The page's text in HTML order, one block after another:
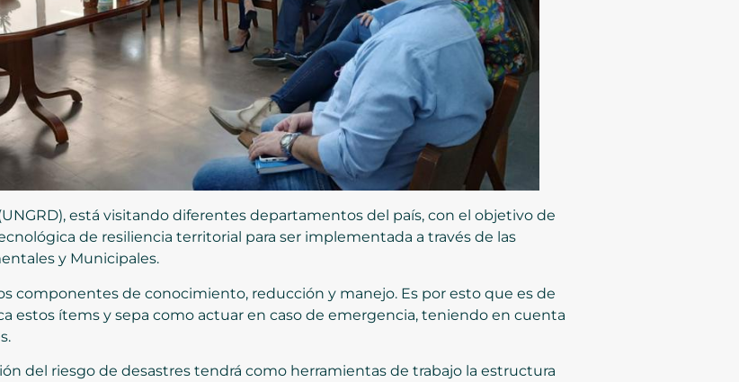
está visitando diferentes departamentos del país, con el objetivo de
de resiliencia territorial para ser implementada a través de las
y Municipales.
componentes de conocimiento, reducción y manejo. Es por esto que es de
estos ítems y sepa como actuar en caso de emergencia, teniendo en cuenta
del riesgo de desastres tendrá como herramientas de trabajo la estructura